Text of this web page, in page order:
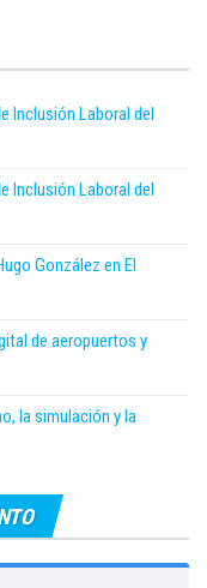
Inclusión Laboral del
Inclusión Laboral del
González en El
de aeropuertos y
la simulación y la